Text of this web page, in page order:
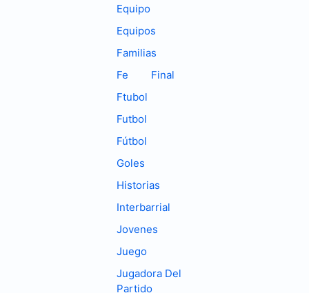
Equipo
Equipos
Familias
Fe
Final
Ftubol
Futbol
Fútbol
Goles
Historias
Interbarrial
Jovenes
Juego
Jugadora Del
Partido